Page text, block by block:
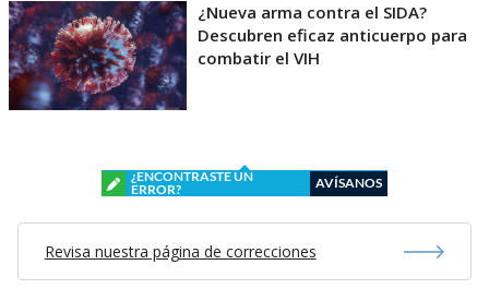
¿Nueva arma contra el SIDA?
Descubren eficaz anticuerpo para
combatir el VIH
¿ENCONTRASTE UN
ERROR?
AVÍSANOS
Revisa nuestra página de correcciones